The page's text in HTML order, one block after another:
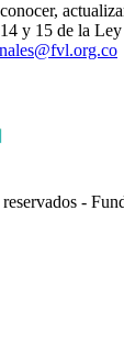
y 15 de la
-